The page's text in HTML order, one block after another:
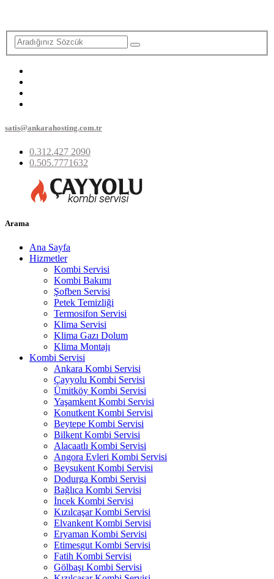
satis@ankarahosting.com.tr
0.312.427 2090
0.505.7771632
Arama
Ana Sayfa
Hizmetler
Kombi Servisi
Kombi Bakımı
Şofben Servisi
Petek Temizliği
Termosifon Servisi
Klima Servisi
Klima Gazı Dolum
Klima Montajı
Kombi Servisi
Ankara Kombi Servisi
Çayyolu Kombi Servisi
Ümitköy Kombi Servisi
Yaşamkent Kombi Servisi
Konutkent Kombi Servisi
Beytepe Kombi Servisi
Bilkent Kombi Servisi
Alacaatlı Kombi Servisi
Angora Evleri Kombi Servisi
Beysukent Kombi Servisi
Dodurga Kombi Servisi
Bağlıca Kombi Servisi
İncek Kombi Servisi
Kızılcaşar Kombi Servisi
Elvankent Kombi Servisi
Eryaman Kombi Servisi
Etimesgut Kombi Servisi
Fatih Kombi Servisi
Gölbaşı Kombi Servisi